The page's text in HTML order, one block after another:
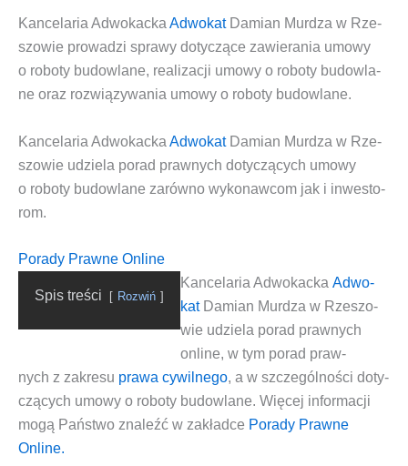
Kan­ce­la­ria Adwo­kac­ka Adwo­katDamian Mur­dza w Rze­
szo­wie pro­wa­dzi spra­wy doty­czą­ce zawie­ra­nia umo­wy
o robo­ty budow­la­ne, reali­za­cji umo­wy o robo­ty budow­la­
ne oraz roz­wią­zy­wa­nia umo­wy o robo­ty budow­la­ne.
Kan­ce­la­ria Adwo­kac­ka Adwo­katDamian Mur­dza w Rze­
szo­wie udzie­la porad praw­nych doty­czą­cych umo­wy
o robo­ty budow­la­ne zarów­no wyko­naw­com jak i inwe­sto­
rom.
Porady Prawne Online
Spis tre­ści Roz­wiń
Kan­ce­la­ria Adwo­kac­ka Adwo­
katDamian Mur­dza w Rze­szo­
wie udzie­la porad praw­nych
onli­ne, w tym porad praw­
nych z zakre­su pra­wa cywil­ne­go, a w szcze­gól­no­ści doty­
czą­cych umo­wy o robo­ty budow­la­ne. Wię­cej infor­ma­cji
mogą Pań­stwo zna­leźć w zakład­ce Pora­dy Praw­ne
Online.